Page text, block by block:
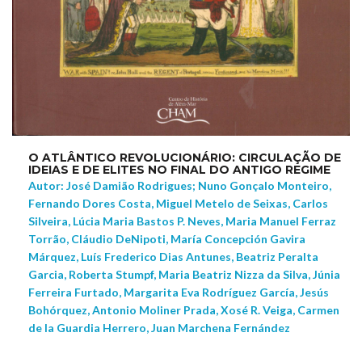
O ATLÂNTICO REVOLUCIONÁRIO: CIRCULAÇÃO DE
IDEIAS E DE ELITES NO FINAL DO ANTIGO REGIME
Autor: José Damião Rodrigues; Nuno Gonçalo Monteiro,
Fernando Dores Costa, Miguel Metelo de Seixas, Carlos
Silveira, Lúcia Maria Bastos P. Neves, Maria Manuel Ferraz
Torrão, Cláudio DeNipoti, María Concepción Gavira
Márquez, Luís Frederico Dias Antunes, Beatriz Peralta
Garcia, Roberta Stumpf, Maria Beatriz Nizza da Silva, Júnia
Ferreira Furtado, Margarita Eva Rodríguez García, Jesús
Bohórquez, Antonio Moliner Prada, Xosé R. Veiga, Carmen
de la Guardia Herrero, Juan Marchena Fernández